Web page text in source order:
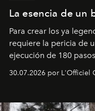
La esencia de un
Para crear los ya
requiere la pericia de
ejecución de 180
que se enseña
30.07.2026 por L'Officiel